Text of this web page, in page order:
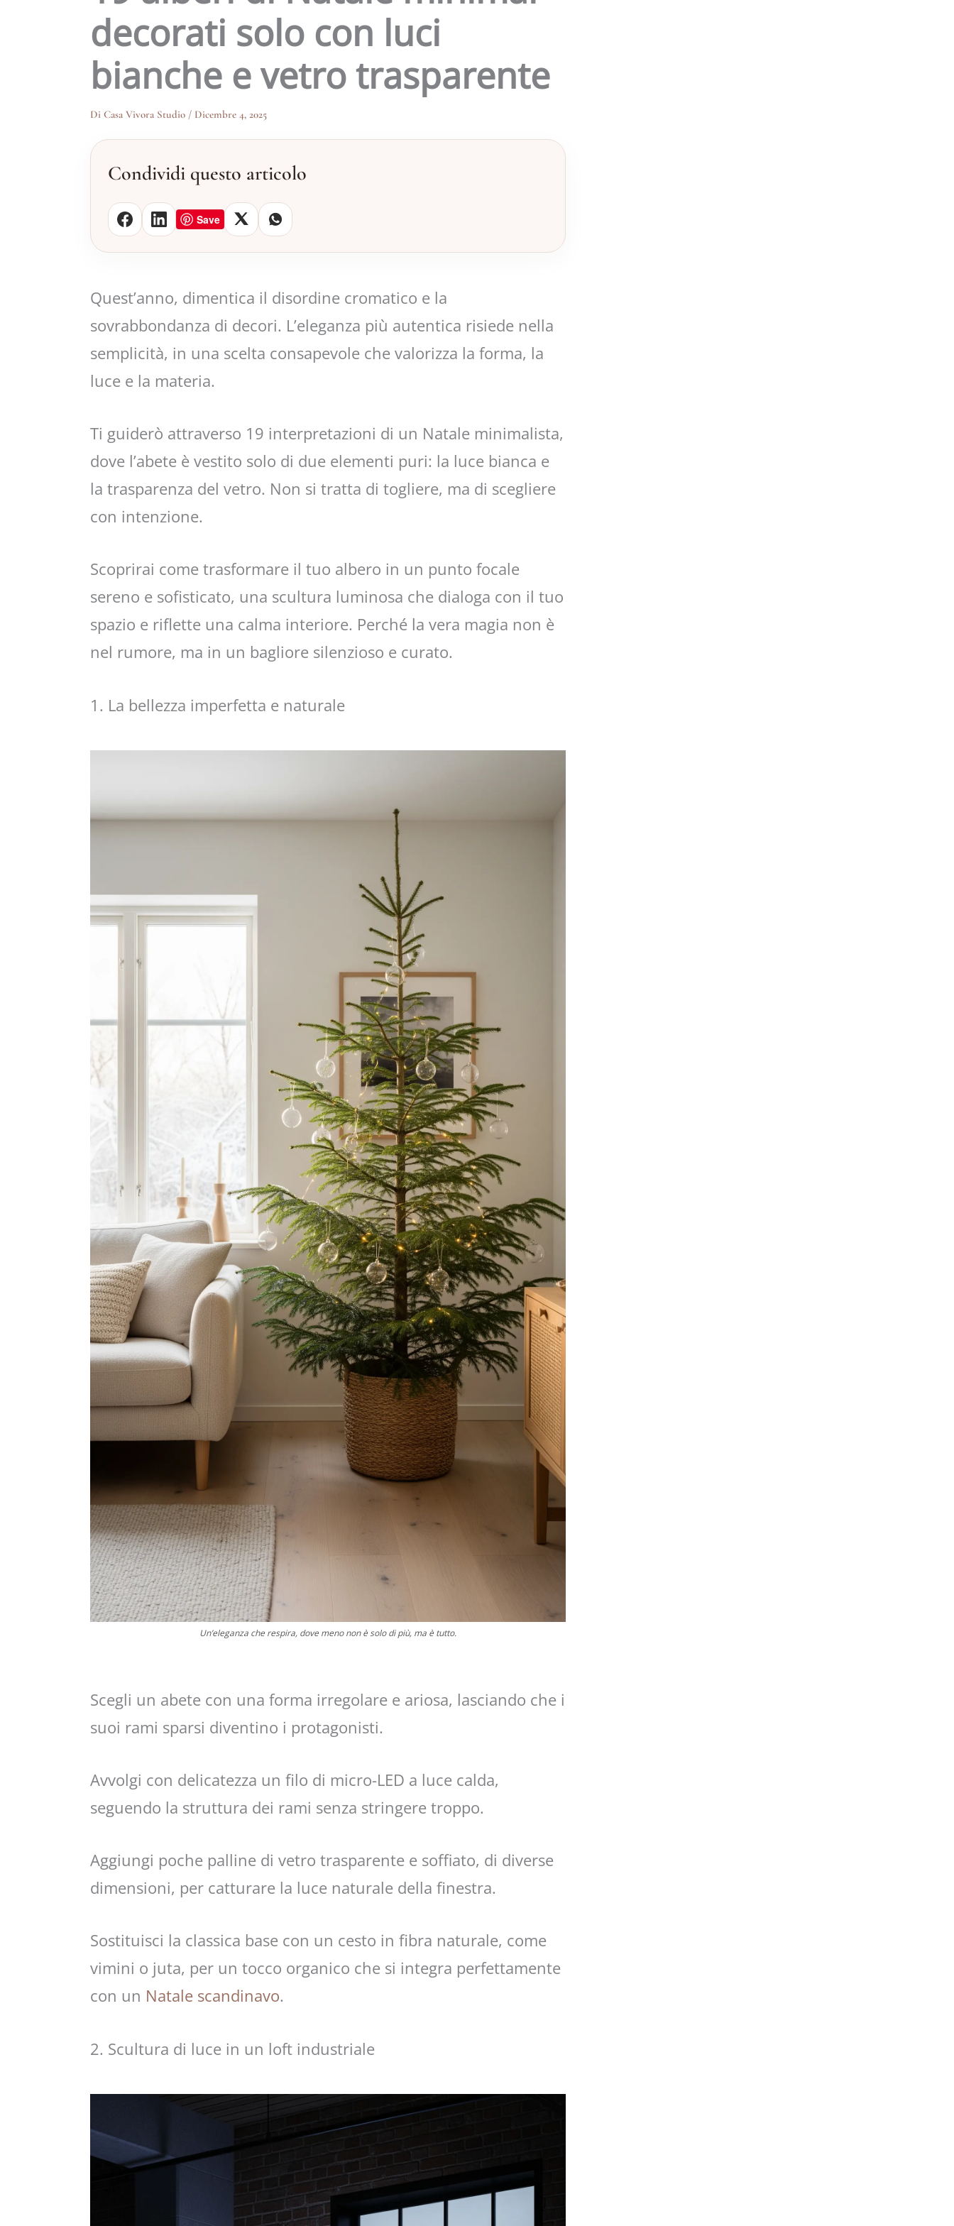
decorati solo con luci
bianche e vetro trasparente
Di Casa Vivora Studio / Dicembre 4, 2025
Condividi questo articolo
Save
Quest’anno, dimentica il disordine cromatico e la
sovrabbondanza di decori. L’eleganza più autentica risiede nella
semplicità, in una scelta consapevole che valorizza la forma, la
luce e la materia.
Ti guiderò attraverso 19 interpretazioni di un Natale minimalista,
dove l’abete è vestito solo di due elementi puri: la luce bianca e
la trasparenza del vetro. Non si tratta di togliere, ma di scegliere
con intenzione.
Scoprirai come trasformare il tuo albero in un punto focale
sereno e sofisticato, una scultura luminosa che dialoga con il tuo
spazio e riflette una calma interiore. Perché la vera magia non è
nel rumore, ma in un bagliore silenzioso e curato.
1. La bellezza imperfetta e naturale
Un’eleganza che respira, dove meno non è solo di più, ma è tutto.
Scegli un abete con una forma irregolare e ariosa, lasciando che i
suoi rami sparsi diventino i protagonisti.
Avvolgi con delicatezza un filo di micro-LED a luce calda,
seguendo la struttura dei rami senza stringere troppo.
Aggiungi poche palline di vetro trasparente e soffiato, di diverse
dimensioni, per catturare la luce naturale della finestra.
Sostituisci la classica base con un cesto in fibra naturale, come
vimini o juta, per un tocco organico che si integra perfettamente
con un Natale scandinavo.
2. Scultura di luce in un loft industriale